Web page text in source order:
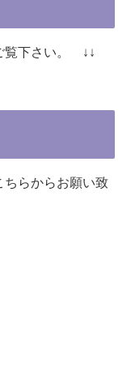
覧下さい。 ↓↓
ちらからお願い致